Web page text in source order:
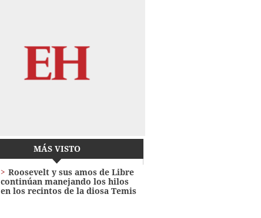
MÁS VISTO
Roosevelt y sus amos de Libre
continúan manejando los hilos
en los recintos de la diosa Temis